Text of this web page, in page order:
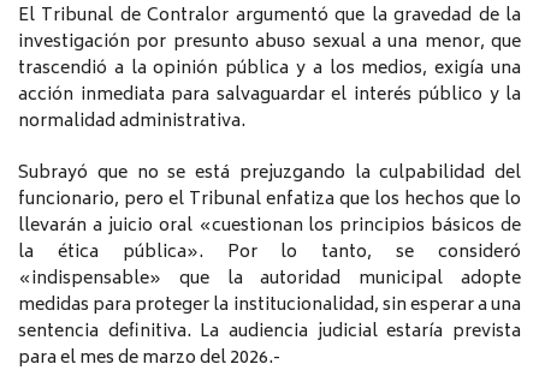
El Tribunal de Contralor argumentó que la gravedad de la
investigación por presunto abuso sexual a una menor, que
trascendió a la opinión pública y a los medios, exigía una
acción inmediata para salvaguardar el interés público y la
normalidad administrativa.
Subrayó que no se está prejuzgando la culpabilidad del
funcionario, pero el Tribunal enfatiza que los hechos que lo
llevarán a juicio oral «cuestionan los principios básicos de
la ética pública». Por lo tanto, se consideró
«indispensable» que la autoridad municipal adopte
medidas para proteger la institucionalidad, sin esperar a una
sentencia definitiva. La audiencia judicial estaría prevista
para el mes de marzo del 2026.-